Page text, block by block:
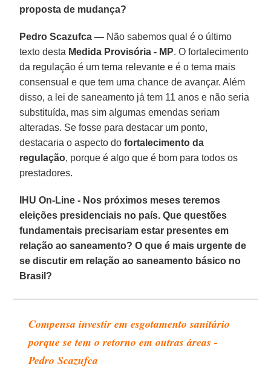
proposta de mudança?
Pedro Scazufca — Não sabemos qual é o último
texto desta Medida Provisória - MP. O fortalecimento
da regulação é um tema relevante e é o tema mais
consensual e que tem uma chance de avançar. Além
disso, a lei de saneamento já tem 11 anos e não seria
substituída, mas sim algumas emendas seriam
alteradas. Se fosse para destacar um ponto,
destacaria o aspecto dofortalecimento da
regulação, porque é algo que é bom para todos os
prestadores.
IHU On-Line - Nos próximos meses teremos
eleições presidenciais no país. Que questões
fundamentais precisariam estar presentes em
relação ao saneamento? O que é mais urgente de
se discutir em relação ao saneamento básico no
Brasil?
Compensa investir em esgotamento sanitário
porque se tem o retorno em outras áreas -
Pedro Scazufca